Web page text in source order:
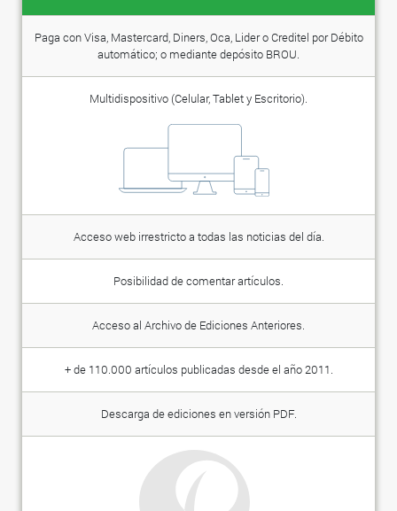
Paga con Visa, Mastercard, Diners, Oca, Lider o Creditel por Débito
automático; o mediante depósito BROU.
Multidispositivo (Celular, Tablet y Escritorio).
Acceso web irrestricto a todas las noticias del día.
Posibilidad de comentar artículos.
Acceso al Archivo de Ediciones Anteriores.
+ de 110.000 artículos publicadas desde el año 2011.
Descarga de ediciones en versión PDF.